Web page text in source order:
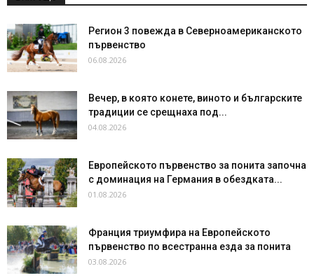
Регион 3 повежда в Северноамериканското
първенство
06.08.2026
Вечер, в която конете, виното и българските
традиции се срещнаха под...
04.08.2026
Европейското първенство за понита започна
с доминация на Германия в обездката...
01.08.2026
Франция триумфира на Европейското
първенство по всестранна езда за понита
03.08.2026